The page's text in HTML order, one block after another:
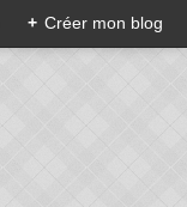
+ Créer mon blog